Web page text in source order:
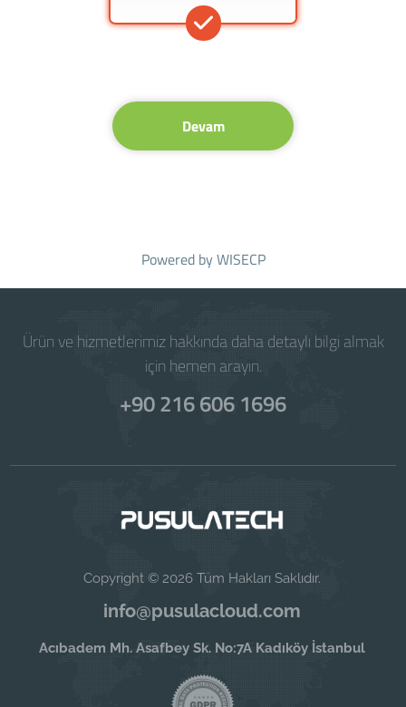
Devam
Powered byWISECP
Ürün ve hizmetlerimiz hakkında daha detaylı bilgi almak
için hemen arayın.
+90 216 606 1696
Copyright © 2026 Tüm Hakları Saklıdır.
info@pusulacloud.com
Acıbadem Mh. Asafbey Sk. No:7A Kadıköy İstanbul